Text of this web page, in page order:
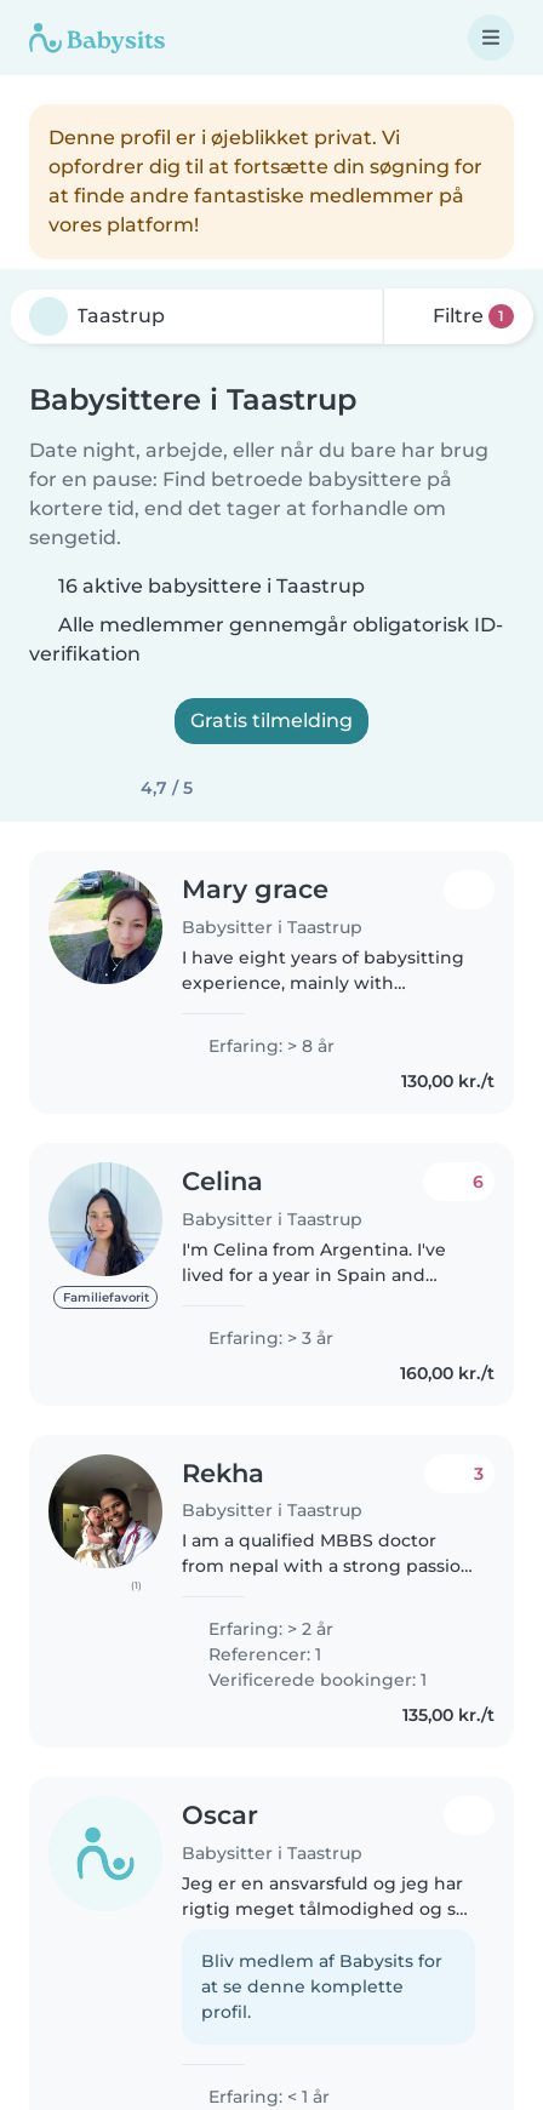
Denne profil er i øjeblikket privat. Vi
opfordrer dig til at fortsætte din søgning for
at finde andre fantastiske medlemmer på
vores platform!
Filtre 1
Babysittere i Taastrup
Date night, arbejde, eller når du bare har brug
for en pause: Find betroede babysittere på
kortere tid, end det tager at forhandle om
sengetid.
16 aktive babysittere i Taastrup
Alle medlemmer gennemgår obligatorisk ID-
verifikation
Gratis tilmelding
4,7 / 5
Mary grace
Babysitter i Taastrup
I have eight years of babysitting
experience, mainly with
stories, music and fun games
with kids. Comfortable with light
chores and prefer to babysit at..
Erfaring: > 8 år
130,00 kr./t
Familiefavorit
Celina
Babysitter i Taastrup
6
I'm Celina from Argentina. I've
lived for a year in Spain and
with a 3years old girl. I've been
living in Copenhagen for 4 years
now, and I'm am looking..
Erfaring: > 3 år
160,00 kr./t
(1)
Rekha
Babysitter i Taastrup
3
I am a qualified MBBS doctor
from nepal with a strong passion
supporting families. My medical
education has given me deep
knowledge about child health,..
Erfaring: > 2 år
Referencer: 1
Verificerede bookinger: 1
135,00 kr./t
Oscar
Babysitter i Taastrup
Jeg er en ansvarsfuld og jeg har
rigtig meget tålmodighed og så
hjælpe folk, jeg er meget kreativ
i min fritid, og dyrker sport, og
jeg er god til at lave..
Bliv medlem af Babysits for
at se denne komplette
profil.
Erfaring: < 1 år